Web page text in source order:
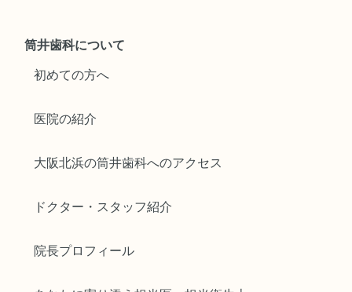
筒井歯科について
初めての方へ
医院の紹介
大阪北浜の筒井歯科へのアクセス
ドクター・スタッフ紹介
院長プロフィール